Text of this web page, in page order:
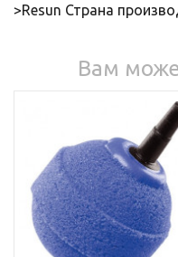
>Resun Страна
Вам